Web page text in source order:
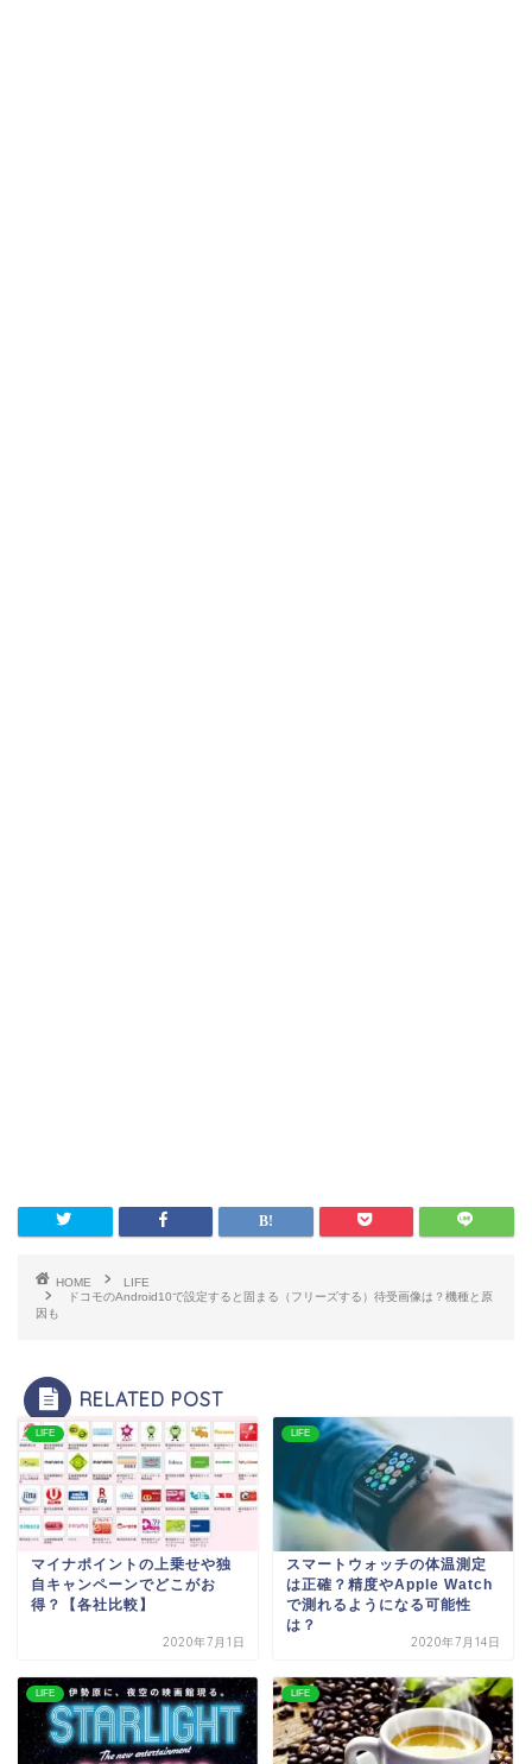
HOME
LIFE
ドコモのAndroid10で設定すると固まる（フリーズする）待受画像は？機種と原
因も
RELATED POST
LIFE
マイナポイントの上乗せや独
自キャンペーンでどこがお
得？【各社比較】
2020年7月1日
LIFE
スマートウォッチの体温測定
は正確？精度やApple Watch
で測れるようになる可能性
は？
2020年7月14日
LIFE LIFE